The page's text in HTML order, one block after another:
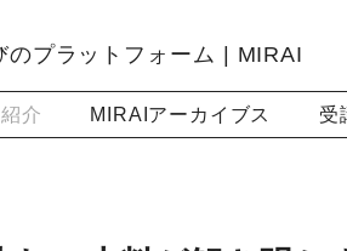
のプラットフォーム | MIRAI
介 MIRAIアーカイブス 受